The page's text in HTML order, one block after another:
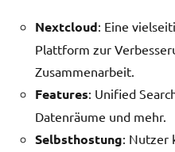
Nextcloud: Eine
Plattform zur
Zusammenarbeit.
Features: Unified
Datenräume und mehr.
Selbsthostung: Nutzer